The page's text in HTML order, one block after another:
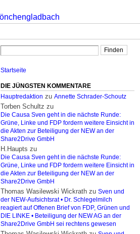
Startseite
DIE JÜNGSTEN KOMMENTARE
Hauptredaktion zu Annette Schrader-Schoutz
Torben Schultz zu
Die Causa Sven geht in die nächste Runde:
Grüne, Linke und FDP fordern weitere Einsicht in
die Akten zur Beteiligung der NEW an der
Share2Drive GmbH
H.Haupts zu
Die Causa Sven geht in die nächste Runde:
Grüne, Linke und FDP fordern weitere Einsicht in
die Akten zur Beteiligung der NEW an der
Share2Drive GmbH
Thomas Wasilewski Wickrath zu Sven und
der NEW-Aufsichtsrat • Dr. Schlegelmilch
reagiert auf Offenen Brief von FDP, Grünen und
DIE LINKE • Beteiligung der NEW AG an der
Share2Drive GmbH sei rechtens gewesen